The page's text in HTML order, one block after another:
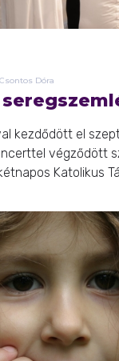
Csontos Dóra
kezdődött el
végződött
Katolikus